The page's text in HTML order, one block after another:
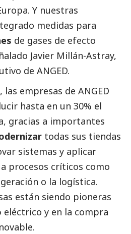
Y nuestras
medidas para
de gases de efecto
Javier Millán-Astray,
de ANGED.
empresas de ANGED
hasta en un 30% el
gracias a importantes
todas sus tiendas
sistemas y aplicar
procesos críticos como
o la logística.
están siendo pioneras
eléctrico y en la compra